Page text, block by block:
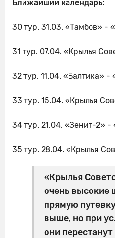
Ближайший календарь:
30 тур. 31.03. «Тамбов» -
31 тур. 07.04. «Крылья
32 тур. 11.04. «Балтика» -
33 тур. 15.04. «Крылья
34 тур. 21.04. «Зенит-2» -
35 тур. 28.04. «Крылья
«Крылья
очень высокие
прямую
выше, но при
они перестанут